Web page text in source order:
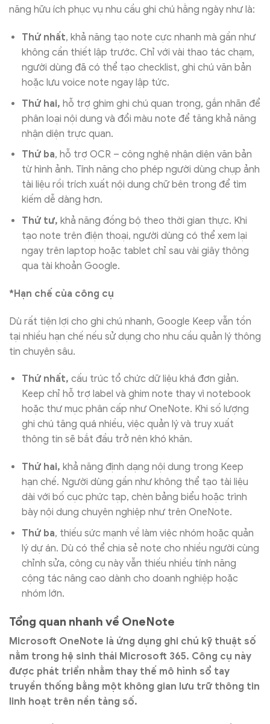
năng hữu ích phục vụ nhu cầu ghi chú hằng ngày như là:
Thứ nhất, khả năng tạo note cực nhanh mà gần như
không cần thiết lập trước. Chỉ với vài thao tác chạm,
người dùng đã có thể tạo checklist, ghi chú văn bản
hoặc lưu voice note ngay lập tức.
Thứ hai, hỗ trợ ghim ghi chú quan trọng, gắn nhãn để
phân loại nội dung và đổi màu note để tăng khả năng
nhận diện trực quan.
Thứ ba, hỗ trợ OCR – công nghệ nhận diện văn bản
từ hình ảnh. Tính năng cho phép người dùng chụp ảnh
tài liệu rồi trích xuất nội dung chữ bên trong để tìm
kiếm dễ dàng hơn.
Thứ tư, khả năng đồng bộ theo thời gian thực. Khi
tạo note trên điện thoại, người dùng có thể xem lại
ngay trên laptop hoặc tablet chỉ sau vài giây thông
qua tài khoản Google.
*Hạn chế của công cụ
Dù rất tiện lợi cho ghi chú nhanh, Google Keep vẫn tồn
tại nhiều hạn chế nếu sử dụng cho nhu cầu quản lý thông
tin chuyên sâu.
Thứ nhất, cấu trúc tổ chức dữ liệu khá đơn giản.
Keep chỉ hỗ trợ label và ghim note thay vì notebook
hoặc thư mục phân cấp như OneNote. Khi số lượng
ghi chú tăng quá nhiều, việc quản lý và truy xuất
thông tin sẽ bắt đầu trở nên khó khăn.
Thứ hai, khả năng định dạng nội dung trong Keep
hạn chế. Người dùng gần như không thể tạo tài liệu
dài với bố cục phức tạp, chèn bảng biểu hoặc trình
bày nội dung chuyên nghiệp như trên OneNote.
Thứ ba, thiếu sức mạnh về làm việc nhóm hoặc quản
lý dự án. Dù có thể chia sẻ note cho nhiều người cùng
chỉnh sửa, công cụ này vẫn thiếu nhiều tính năng
cộng tác nâng cao dành cho doanh nghiệp hoặc
nhóm lớn.
Tổng quan nhanh về OneNote
Microsoft OneNote là ứng dụng ghi chú kỹ thuật số
nằm trong hệ sinh thái Microsoft 365. Công cụ này
được phát triển nhằm thay thế mô hình sổ tay
truyền thống bằng một không gian lưu trữ thông tin
linh hoạt trên nền tảng số.